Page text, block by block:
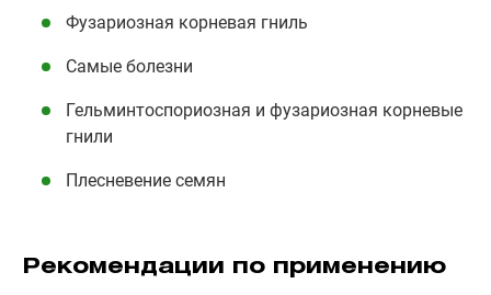
Фузариозная корневая гниль
Самые болезни
Гельминтоспориозная и фузариозная корневые
гнили
Плесневение семян
Рекомендации по применению